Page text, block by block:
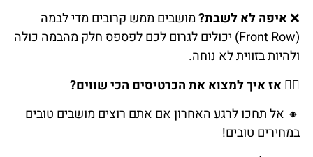
❌איפהלאלשבת?מושבים ממש קרובים מדילבמה
(Front Row) יכולים לגרום לכם לפספס חלק מהבמה כולה
ולהיות בזווית לא נוחה.
🕵️‍אזאיךלמצואאתהכרטיסים הכישווים?
🔸 אלתחכולרגעהאחרוןאם אתם רוצים מושבים טובים
במחירים טובים!